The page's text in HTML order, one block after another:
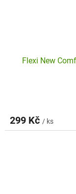
Flexi New
299 Kč / ks